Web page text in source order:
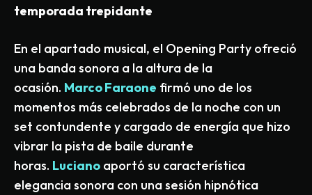
temporada trepidante
En el apartado musical, el Opening Party ofreció
una banda sonora a la altura de la
ocasión. Marco Faraone firmó uno de los
momentos más celebrados de la noche con un
set contundente y cargado de energía que hizo
vibrar la pista de baile durante
horas. Luciano aportó su característica
elegancia sonora con una sesión hipnótica